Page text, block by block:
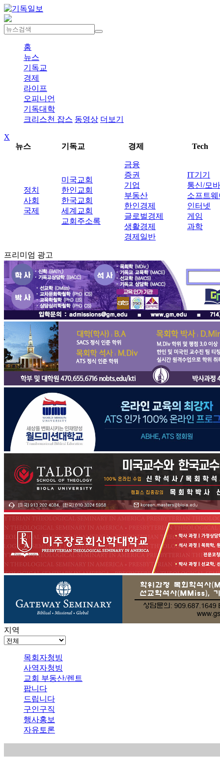
홈
뉴스
기독교
경제
라이프
오피니언
기독대학
크리스천 잡스 동영상 더보기
X
뉴스
기독교 경제 Tech
정치
사회
국제
미국교회
한인교회
한국교회
세계교회
교회주소록
금융
증권
기업
부동산
한인경제
글로벌경제
생활경제
경제일반
IT기기
통신/모
소프트웨
인터넷
게임
과학
프리미엄 광고
지역
목회자청빙
사역자청빙
교회 부동산/렌트
팝니다
드립니다
구인구직
행사홍보
자유토론